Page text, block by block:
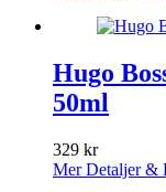
Hugo
50ml
329 kr
Mer Detaljer &